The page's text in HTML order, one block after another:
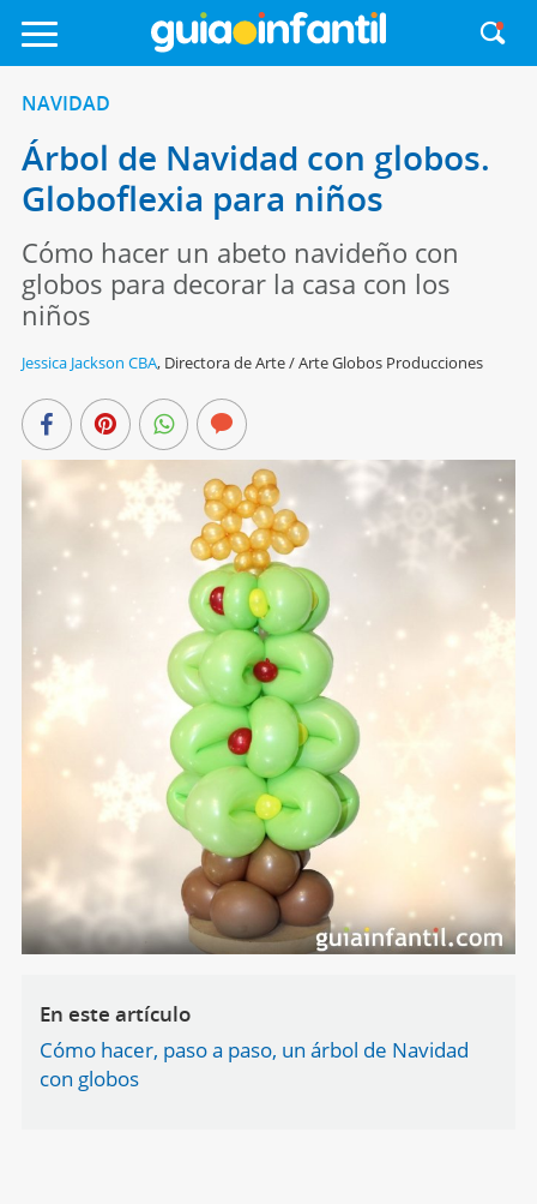
NAVIDAD
Árbol de Navidad con globos.
Globoflexia para niños
Cómo hacer un abeto navideño con
globos para decorar la casa con los
niños
Jessica Jackson CBA, Directora de Arte / Arte Globos Producciones
En este artículo
Cómo hacer, paso a paso, un árbol de Navidad
con globos